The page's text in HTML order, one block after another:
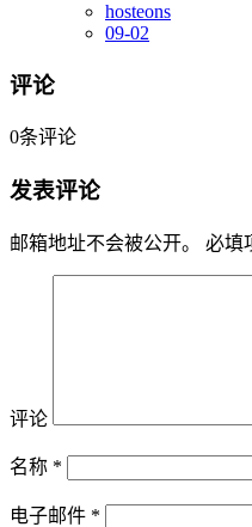
hosteons
09-02
评论
0条评论
发表评论
邮箱地址不会被公开。 必填
评论
名称 *
电子邮件 *